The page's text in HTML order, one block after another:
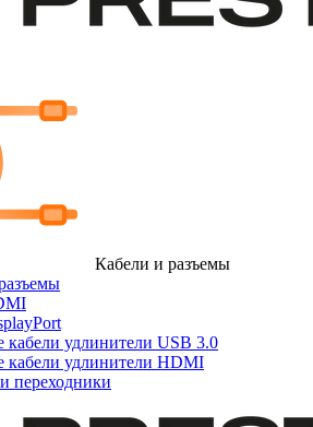
Кабели и разъемы
кабели удлинители USB 3.0
кабели удлинители HDMI
переходники